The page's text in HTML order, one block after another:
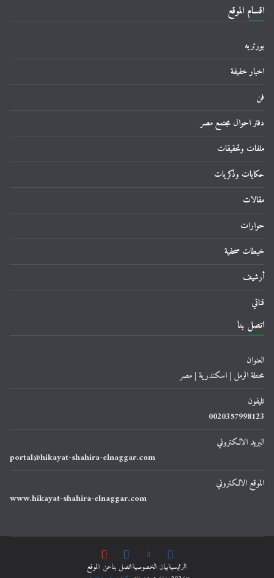
اقسام الموقع
بورتريه
اخبار خفيفة
فن
دفتر احوال مجتمع مصر
ملفات وتحقيقات
حكايات وذكريات
مقالات
حوارات
خبطات صحفية
أرشيف
قناتي
اتصل بنا
العنوان
محطة الرمل | اسكندرية | مصر
تليفون
0020357998123
البريد الالكتروني
portal@hikayat-shahira-elnaggar.com
الموقع الالكتروني
www.hikayat-shahira-elnaggar.com
الرئيسيةﺑﻴﺎﻥ اﻟﺨﺼﻮﺻﻴﺔاتصل بناعن الموقع